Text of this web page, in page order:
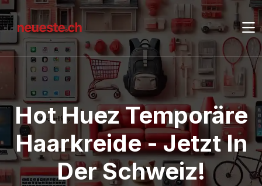
Hot Huez Temporäre
Haarkreide - Jetzt In
Der Schweiz!